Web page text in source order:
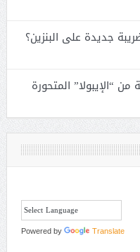
جديدة على البنزين؟
“الإيبولا” المتحورة
Powered by Translate